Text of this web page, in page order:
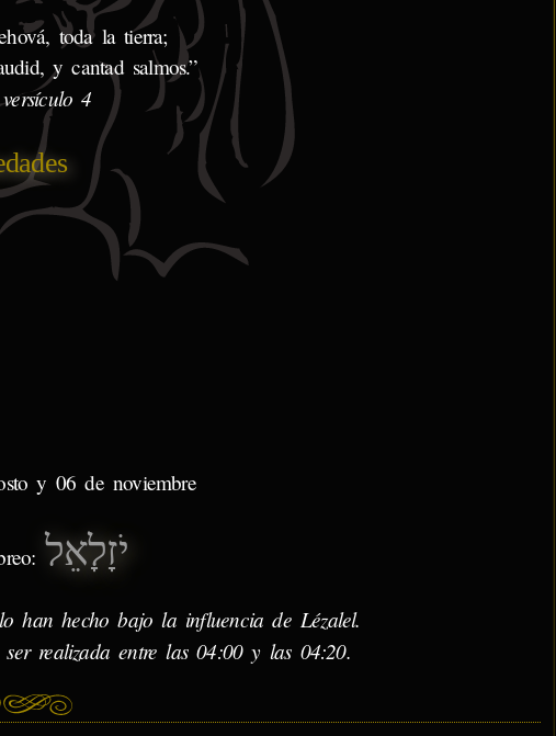
toda la tierra;
y cantad salmos.”
4
y 06 de noviembre
יֹזָלָאֵל
han hecho bajo la influencia de Lézalel.
realizada entre las 04:00 y las 04:20.